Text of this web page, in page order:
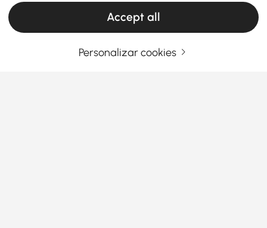
Products in the current category have been updated to show the latest 4 items
Accept all
Personalizar cookies